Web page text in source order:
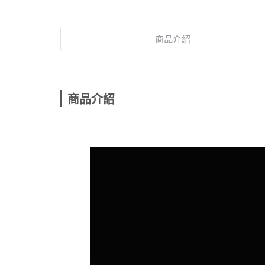
商品介紹
商品介紹